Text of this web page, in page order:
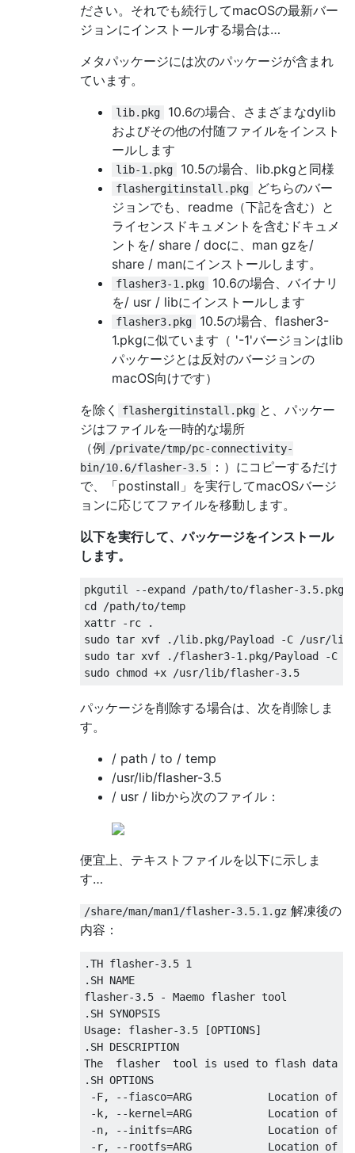
ださい。それでも続行してmacOSの最新バー
ジョンにインストールする場合は…
メタパッケージには次のパッケージが含まれ
ています。
lib.pkg
10.6の場合、さまざまなdylib
およびその他の付随ファイルをインスト
ールします
lib-1.pkg 10.5の場合、lib.pkgと同様
flashergitinstall.pkg
どちらのバー
ジョンでも、readme（下記を含む）と
ライセンスドキュメントを含むドキュメ
ントを/ share / docに、man gzを/
share / manにインストールします。
flasher3-1.pkg
10.6の場合、バイナリ
を/ usr / libにインストールします
flasher3.pkg
10.5の場合、flasher3-
1.pkgに似ています（ '-1'バージョンはlib
パッケージとは反対のバージョンの
macOS向けです）
を除く
flashergitinstall.pkg と、パッケー
ジはファイルを一時的な場所
（例 /private/tmp/pc-connectivity-
bin/10.6/flasher-3.5
：）にコピーするだけ
で、「postinstall」を実行してmacOSバージ
ョンに応じてファイルを移動します。
以下を実行して、パッケージをインストール
します。
pkgutil --expand /path/to/flasher-3.5.pkg /
cd /path/to/temp
xattr -rc .
sudo tar xvf ./lib.pkg/Payload -C /usr/lib
sudo tar xvf ./flasher3-1.pkg/Payload -C
sudo chmod +x /usr/lib/flasher-3.5
パッケージを削除する場合は、次を削除しま
す。
/ path / to / temp
/usr/lib/flasher-3.5
/ usr / libから次のファイル：
便宜上、テキストファイルを以下に示しま
す…
/share/man/man1/flasher-3.5.1.gz 解凍後の
内容：
.TH flasher-3.5 1
.SH NAME
flasher-3.5 - Maemo flasher tool
.SH SYNOPSIS
Usage: flasher-3.5 [OPTIONS]
.SH DESCRIPTION
The  flasher  tool is used to flash data to
.SH OPTIONS
-F, --fiasco=ARG            Location of a
-k, --kernel=ARG            Location of
-n, --initfs=ARG            Location of
-r, --rootfs=ARG            Location of